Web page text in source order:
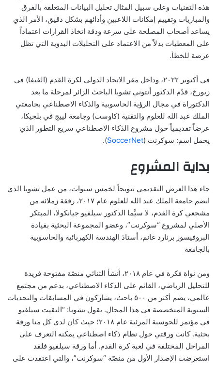
هذه التقنيات وعلى سبيل المثال تحليل البيانات المتعلقة بالفرق
والمباريات وتقييم إمكانات اللاعبين وأدائهم بشكل دقيق، الأمر الذي
يساعد أصحاب المصلحة على سرعة ودقة اتخاذ القرارات اعتماداً
على المعطيات بدلاً من الاعتماد على التحليلات اليدوية التي تظل
عرضة للخطأ.
في أكتوبر ٢٠٢٢، وداخل مقر الاتحاد الدولي لكرة القدم (الفيفا) في
زيورخ، قدّم الدكتور أنتوني تشوبا الباحث الزائر لمرحلة ما بعد
الدكتوراة في مجال الرؤية الحاسوبية والذكاء الاصطناعي بجامعتي
الملك عبد الله للعلوم والتقنية (كاوست) وجامعة لييج في بلجيكا،
عرضاً تقديمياً حول مشروع الذكاء الاصطناعي سريع التطور الذي
يحمل اسم: سوكرنت (SoccerNet
).
بداية المشروع
جاء هذا العرض التقديمي تتويجاً لخمس سنوات، من عمل تشوبا الذي
انضم جامعة الملك عبد الله للعلوم عام ٢٠١٧، رفقة زملائه من
مشجعي كرة القدم، لا سيَّما الدكتور سيلفيو جيانكولا، المبتكر
الأصلي لمشروع “سوكرنت”، وعضو المجموعة البحثية بقيادة
البروفيسور برنارد غانم، أستاذ الهندسة الكهربائية والحاسوبية
بالجامعة
ومن نواة فكرة في عام ٢٠١٨، أنشأ الثنائي منصّة مفتوحة فريدة
للتحليل الرياضي، القائم على الذكاء الاصطناعي، بدعم من مجتمع
عالمي، يضم أكثر من ٥٠٠ باحث، يشاركون في المسابقات والتحديات
السنوية المتخصصة في هذا المجال. يقول تشوبا: “التقيت سيلفيو
في مؤتمر للحوسبة المرئية عام ٢٠١٨؛ حيث كان لدى كل منا ورقة
بحثية. كانت ورقتي حول نظام ذكاء اصطناعي يمكنه التعرف على
المراحل المختلفة في لعبة كرة القدم. أما ورقة سيلفيو فلقد
استعرضت الإصدار الأول من منصّة “سوكرنت”، والتي اعتقدت على